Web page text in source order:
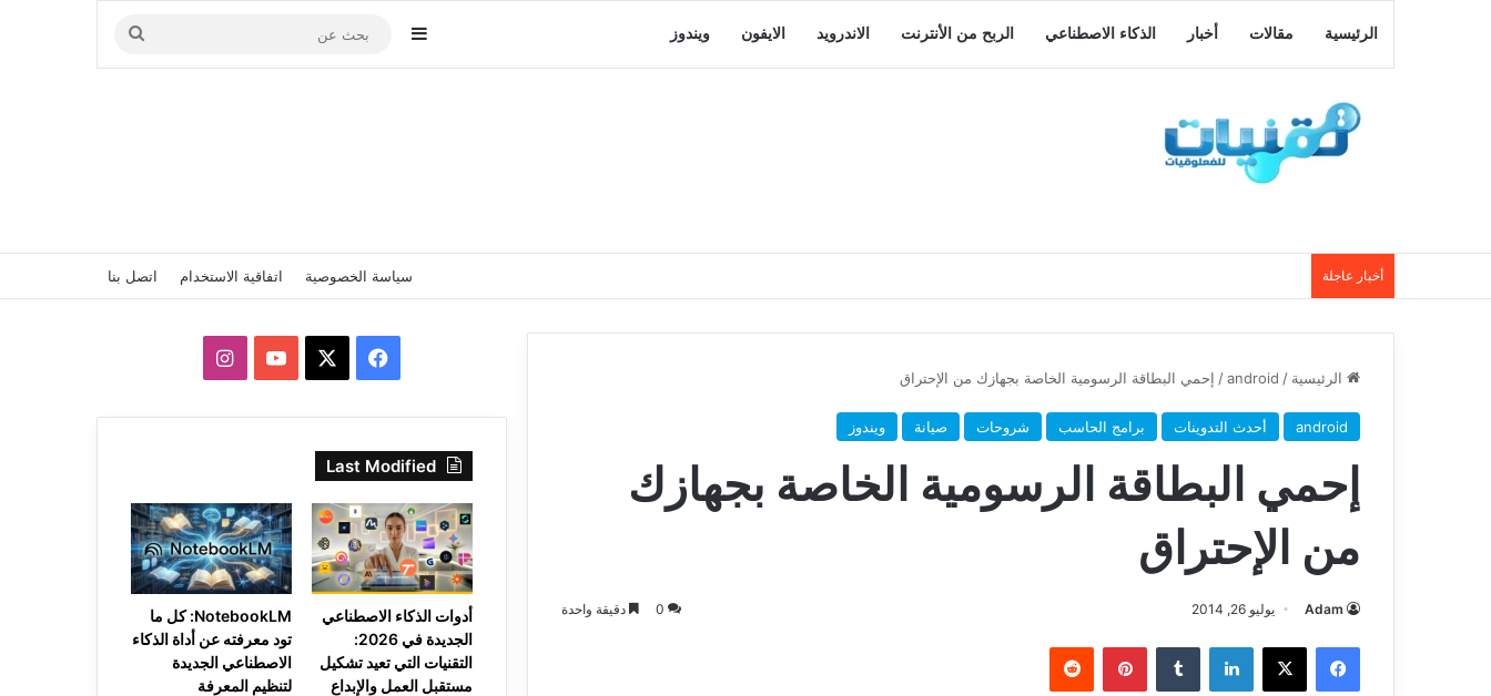
الرئيسية مقالات أخبار الذكاء الاصطناعي الربح من الأنترنت الاندرويد الايفون ويندوز إضافة عمود جانبي
بحث
عن
أخبار عاجلة سياسة الخصوصية اتفاقية الاستخدام اتصل بنا
الرئيسية /
android
/ إحمي البطاقة الرسومية الخاصة بجهازك من الإحتراق
android أحدث التدوينات برامج الحاسب شروحات صيانة ويندوز
إحمي البطاقة الرسومية الخاصة بجهازك
من الإحتراق
Adam يوليو 26, 2014 0 دقيقة واحدة
فيسبوك ‫X لينكدإن بينتيريست
فيسبوك ‫YouTubeانستقرام
Last Modified
أدوات الذكاء الاصطناعي
الجديدة في 2026:
التقنيات التي تعيد تشكيل
مستقبل العمل والإبداع
NotebookLM: كل ما
تود معرفته عن أداة الذكاء
الاصطناعي الجديدة
لتنظيم المعرفة